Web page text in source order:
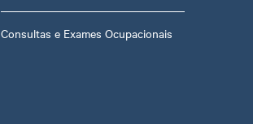
Consultas e Exames Ocupacionais